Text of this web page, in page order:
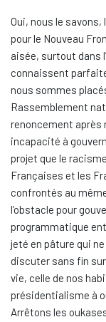
Oui, nous le
pour le Nouveau
aisée, surtout dans
connaissent
nous sommes
Rassemblement
renoncement après
incapacité à
projet que le
Françaises et les
confrontés au
l’obstacle pour
programmatique
jeté en pâture qui
discuter sans fin
vie, celle de nos
présidentialisme à
Arrêtons les